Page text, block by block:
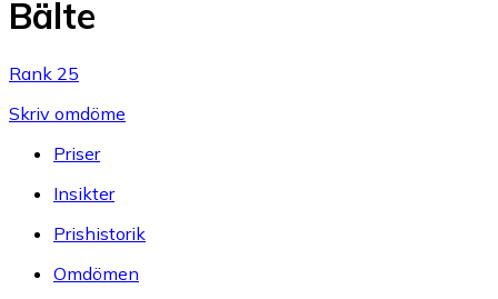
Bälte
Rank 25
Skriv omdöme
Priser
Insikter
Prishistorik
Omdömen